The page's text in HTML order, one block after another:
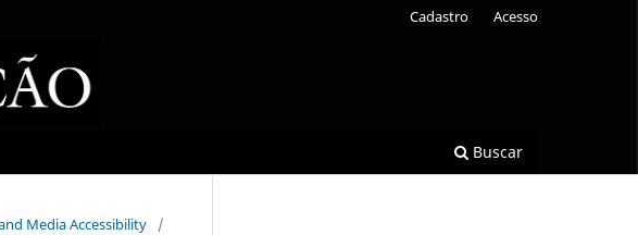
Buscar
Cadastro Acesso
Media Accessibility
/